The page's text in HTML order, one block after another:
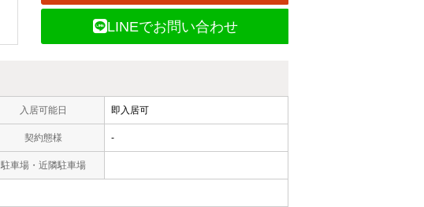
LINEでお問い合わせ
入居可能日 即入居可
契約態様 -
駐車場・近隣駐車場